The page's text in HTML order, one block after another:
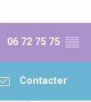
06 72 75 75 ▒▒
Contacter